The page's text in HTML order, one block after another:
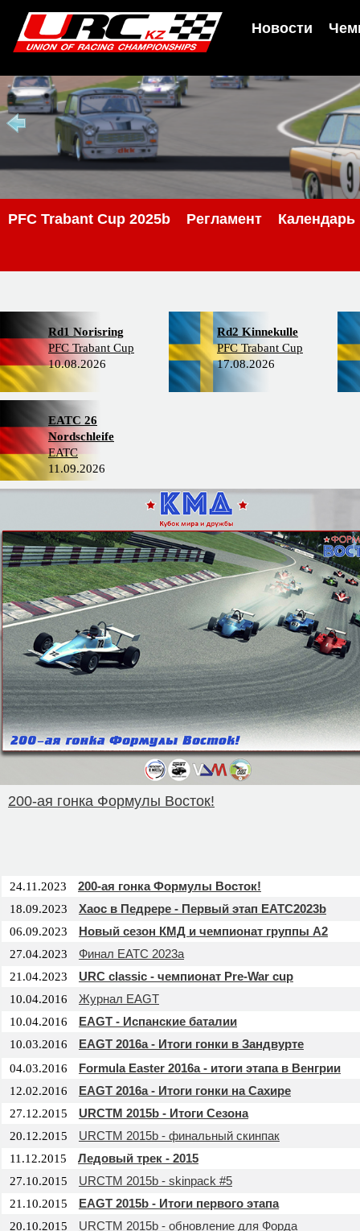
Новости
PFC Trabant Cup 2025b Регламент Календарь
Rd1 Norisring
PFC Trabant Cup
10.08.2026
Rd2 Kinnekulle
PFC Trabant Cup
17.08.2026
EATC 26
Nordschleife
EATC
11.09.2026
200-ая гонка Формулы Восток!
24.11.2023 200-ая гонка Формулы Восток!
18.09.2023 Хаос в Педрере - Первый этап EATC2023b
06.09.2023 Новый сезон КМД и чемпионат группы А2
27.04.2023 Финал EATC 2023a
21.04.2023 URC classic - чемпионат Pre-War cup
10.04.2016 Журнал EAGT
10.04.2016 EAGT - Испанские баталии
10.03.2016 EAGT 2016a - Итоги гонки в Зандвурте
04.03.2016 Formula Easter 2016a - итоги этапа в Венгрии
12.02.2016 EAGT 2016a - Итоги гонки на Сахире
27.12.2015 URCTM 2015b - Итоги Сезона
20.12.2015 URCTM 2015b - финальный скинпак
11.12.2015 Ледовый трек - 2015
27.10.2015 URCTM 2015b - skinpack #5
21.10.2015 EAGT 2015b - Итоги первого этапа
20.10.2015 URCTM 2015b - обновление для Форда